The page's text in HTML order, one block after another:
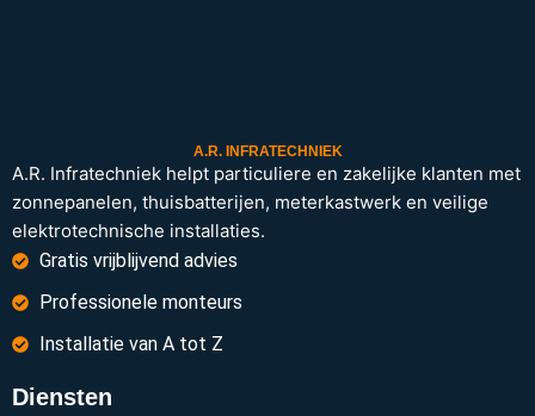
A.R. INFRATECHNIEK
A.R. Infratechniek helpt particuliere en zakelijke klanten met
zonnepanelen, thuisbatterijen, meterkastwerk en veilige
elektrotechnische installaties.
Gratis vrijblijvend advies
Professionele monteurs
Installatie van A tot Z
Diensten